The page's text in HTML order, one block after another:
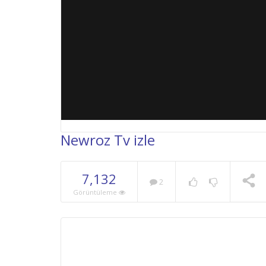
NOW PLAYING
Newroz Tv izle
7,132
Görüntüleme
2